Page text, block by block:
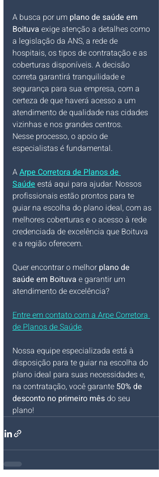
A busca por um plano de saúde em
Boituva exige atenção a detalhes como
a legislação da ANS, a rede de
hospitais, os tipos de contratação e as
coberturas disponíveis. A decisão
correta garantirá tranquilidade e
segurança para sua empresa, com a
certeza de que haverá acesso a um
atendimento de qualidade nas cidades
vizinhas e nos grandes centros.
Nesse processo, o apoio de
especialistas é fundamental.
A Arpe Corretora de Planos de
Saúde está aqui para ajudar. Nossos
profissionais estão prontos para te
guiar na escolha do plano ideal, com as
melhores coberturas e o acesso à rede
credenciada de excelência que Boituva
e a região oferecem.
Quer encontrar o melhor plano de
saúde em Boituva e garantir um
atendimento de excelência?
Entre em contato com a Arpe Corretora
de Planos de Saúde.
Nossa equipe especializada está à
disposição para te guiar na escolha do
plano ideal para suas necessidades e,
na contratação, você garante 50% de
desconto no primeiro mês do seu
plano!